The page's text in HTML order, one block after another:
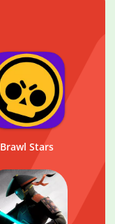
Brawl Stars